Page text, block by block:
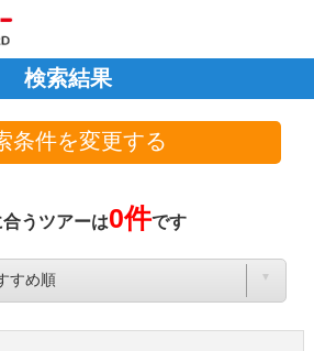
検索結果
条件を変更する
うツアーは0件です